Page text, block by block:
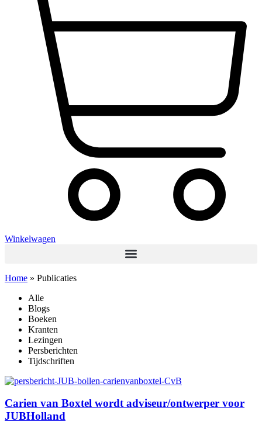
Winkelwagen
Home » Publicaties
Alle
Blogs
Boeken
Kranten
Lezingen
Persberichten
Tijdschriften
Carien van Boxtel wordt adviseur/ontwerper voor
JUBHolland